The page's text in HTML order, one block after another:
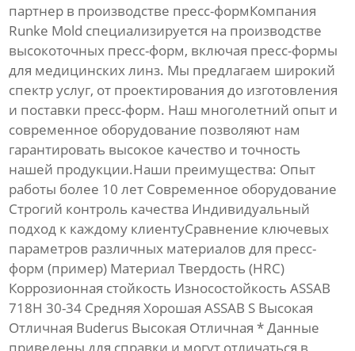
партнер в производстве пресс-формКомпания
Runke Mold специализируется на производстве
высокоточных пресс-форм, включая пресс-формы
для медицинских линз. Мы предлагаем широкий
спектр услуг, от проектирования до изготовления
и поставки пресс-форм. Наш многолетний опыт и
современное оборудование позволяют нам
гарантировать высокое качество иточность
нашей продукции.Наши преимущества: Опыт
работы более 10 лет Современное оборудование
Строгий контроль качества Индивидуальный
подход к каждому клиентуСравнение ключевых
параметров различных материалов для пресс-
форм (пример) Материал Твердость (HRC)
Коррозионная стойкость Износостойкость ASSAB
718H 30-34 Средняя Хорошая ASSAB S Высокая
Отличная Buderus Высокая Отличная * Данные